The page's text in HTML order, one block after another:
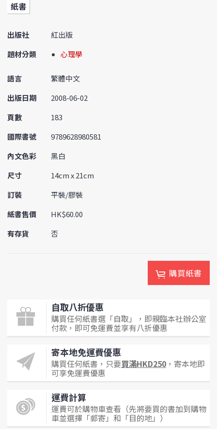
紙書
出版社
紅出版
題材分類
心理學
語言
繁體中文
出版日期
2008-06-02
頁數
183
國際書號
9789628980581
內文色彩
黑白
尺寸
14cm x 21cm
訂裝
平裝/膠裝
紙書售價
HK$60.00
有存貨
否
購買紙書
自取八折優惠
購買任何紙書選「自取」，即親臨本社辦公室
付款，即可免運費並享有八折優惠
寄本地免運費優惠
購買任何紙書，只要買滿HKD250 ，寄本地即
可享免運費優惠
運費計算
運費可於購物車查看（先將要買的書加到購物
車並選擇「郵寄」和「目的地」）